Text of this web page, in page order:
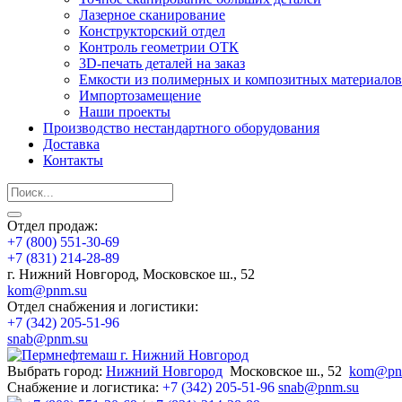
Лазерное сканирование
Конструкторский отдел
Контроль геометрии ОТК
3D-печать деталей на заказ
Емкости из полимерных и композитных материалов
Импортозамещение
Наши проекты
Производство нестандартного оборудования
Доставка
Контакты
Отдел продаж:
+7 (800) 551-30-69
+7 (831) 214-28-89
г. Нижний Новгород, Московское ш., 52
kom@pnm.su
Отдел снабжения и логистики:
+7 (342) 205-51-96
snab@pnm.su
Выбрать город: Нижний Новгород Московское ш., 52
Снабжение и логистика: +7 (342) 205-51-96 snab@pnm.su